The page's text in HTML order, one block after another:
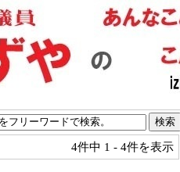
4件中 1 - 4件を表示